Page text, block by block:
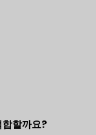
합할까요?